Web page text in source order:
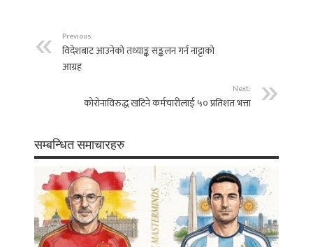
Previous:
विदेशबाट आउनेको तथ्याङ्क सङ्कलन गर्न नाट्टाको
आग्रह
Next:
कोरोनाविरुद्ध खटिने कर्मचारीलाई ५० प्रतिशत भत्ता
सम्बन्धित समाचारहरु